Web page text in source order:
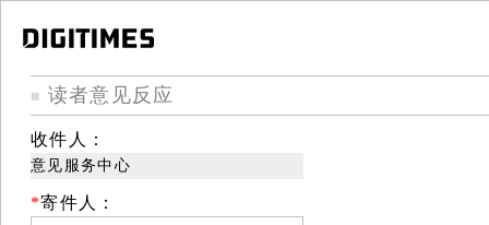
■ 读者意见反应
收件人：
意见服务中心
*寄件人：